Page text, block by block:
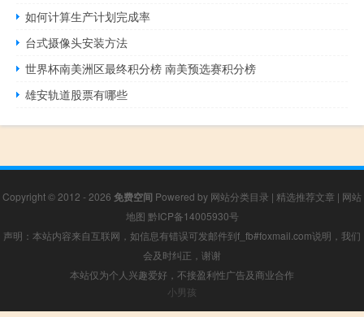
如何计算生产计划完成率
台式摄像头安装方法
世界杯南美洲区最终积分榜 南美预选赛积分榜
雄安轨道股票有哪些
Copyright © 2012 - 2026 免费空间 Powered by 网站分类目录 | 精选推荐文章 | 网站
地图 黔ICP备14005930号
声明：本站内容来自互联网，如信息有错误可发邮件到f_fb#foxmail.com说明，我们
会及时纠正，谢谢
本站仅为个人兴趣爱好，不接盈利性广告及商业合作
小男孩